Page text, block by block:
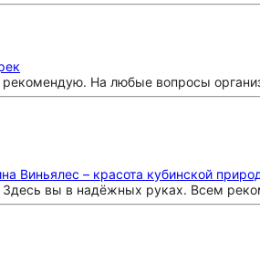
На любые вопросы
Виньялес – красота кубинской
Здесь вы в надёжных руках. Всем